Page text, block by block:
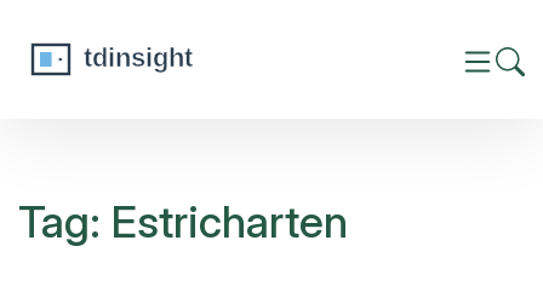
Tag: Estricharten